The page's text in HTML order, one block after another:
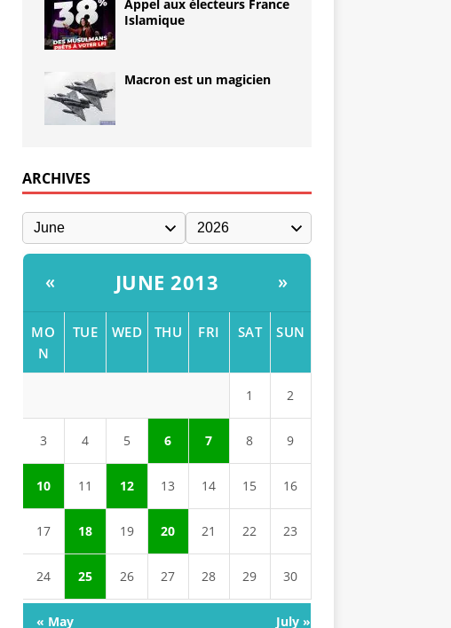
Appel aux électeurs France
Islamique
Macron est un magicien
ARCHIVES
« JUNE 2013 »
MO
N
TUE WED THU FRI SAT SUN
1 2
3 4 5 6 7 8 9
10 11 12 13 14 15 16
17 18 19 20 21 22 23
24 25 26 27 28 29 30
« May July »